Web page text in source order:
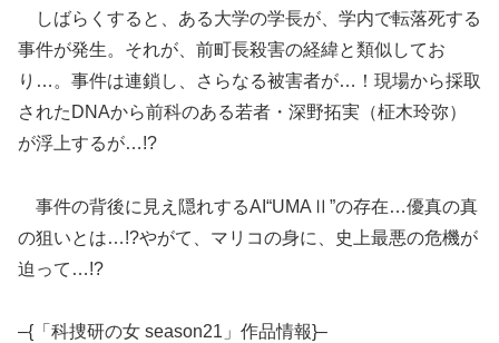
しばらくすると、ある大学の学長が、学内で転落死する
事件が発生。それが、前町長殺害の経緯と類似してお
り…。事件は連鎖し、さらなる被害者が…！現場から採取
されたDNAから前科のある若者・深野拓実（柾木玲弥）
が浮上するが…!?
事件の背後に見え隠れするAI“UMAⅡ”の存在…優真の真
の狙いとは…!?やがて、マリコの身に、史上最悪の危機が
迫って…!?
–{「科捜研の女 season21」作品情報}–